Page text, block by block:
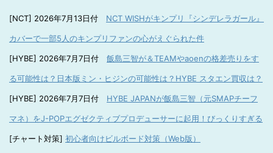
[NCT] 2026年7月13日付 NCT WISHがキンプリ『シンデレラガール』
カバーで一部5人のキンプリファンの心がえぐられた件
[HYBE] 2026年7月7日付 飯島三智が＆TEAMやaoenの格差売りをす
る可能性は？日本版ミン・ヒジンの可能性は？HYBE スタエン買収は？
[HYBE] 2026年7月7日付 HYBE JAPANが飯島三智（元SMAPチーフ
マネ）をJ-POPエグゼクティブプロデューサーに起用！びっくりすぎる
[チャート対策] 初心者向けビルボード対策（Web版）